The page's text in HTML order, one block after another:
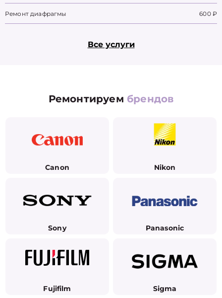
Ремонт диафрагмы 600 ₽
Все услуги
Ремонтируем брендов
Canon Nikon
Sony Panasonic
Fujifilm Sigma